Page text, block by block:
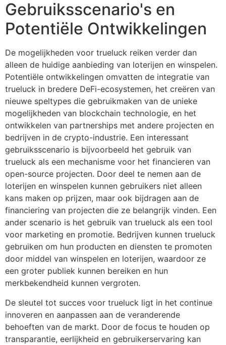
Gebruiksscenario's en
Potentiële Ontwikkelingen
De mogelijkheden voor trueluck reiken verder dan
alleen de huidige aanbieding van loterijen en winspelen.
Potentiële ontwikkelingen omvatten de integratie van
trueluck in bredere DeFi-ecosystemen, het creëren van
nieuwe speltypes die gebruikmaken van de unieke
mogelijkheden van blockchain technologie, en het
ontwikkelen van partnerships met andere projecten en
bedrijven in de crypto-industrie. Een interessant
gebruiksscenario is bijvoorbeeld het gebruik van
trueluck als een mechanisme voor het financieren van
open-source projecten. Door deel te nemen aan de
loterijen en winspelen kunnen gebruikers niet alleen
kans maken op prijzen, maar ook bijdragen aan de
financiering van projecten die ze belangrijk vinden. Een
ander scenario is het gebruik van trueluck als een tool
voor marketing en promotie. Bedrijven kunnen trueluck
gebruiken om hun producten en diensten te promoten
door middel van winspelen en loterijen, waardoor ze
een groter publiek kunnen bereiken en hun
merkbekendheid kunnen vergroten.
De sleutel tot succes voor trueluck ligt in het continue
innoveren en aanpassen aan de veranderende
behoeften van de markt. Door de focus te houden op
transparantie, eerlijkheid en gebruikerservaring kan